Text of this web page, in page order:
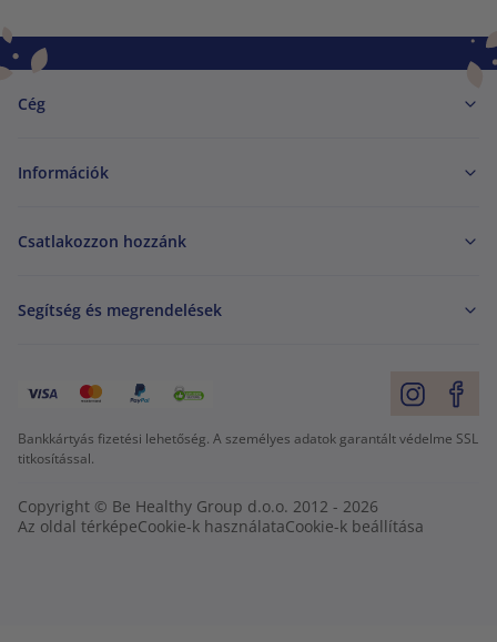
Cég
Információk
Csatlakozzon hozzánk
Segítség és megrendelések
Bankkártyás fizetési lehetőség. A személyes adatok garantált védelme SSL
titkosítással.
Copyright © Be Healthy Group d.o.o. 2012 - 2026
Az oldal térképeCookie-k használataCookie-k beállítása